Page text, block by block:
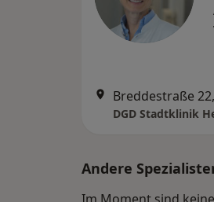
Breddestraße
DGD Stadtklinik
Andere